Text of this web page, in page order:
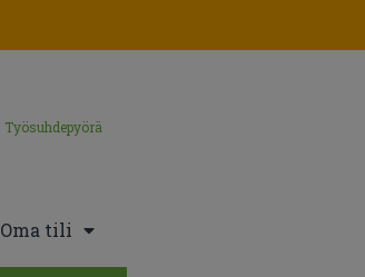
Työsuhdepyörä
Oma tili